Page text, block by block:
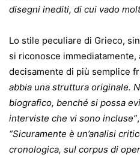
disegni inediti, di cui vado
Lo stile peculiare di Grieco,
si riconosce
decisamente di più semplice
abbia una struttura originale.
biografico, benché si possa
interviste che vi sono incluse”
“Sicuramente è un’analisi
cronologica, sul corpus di